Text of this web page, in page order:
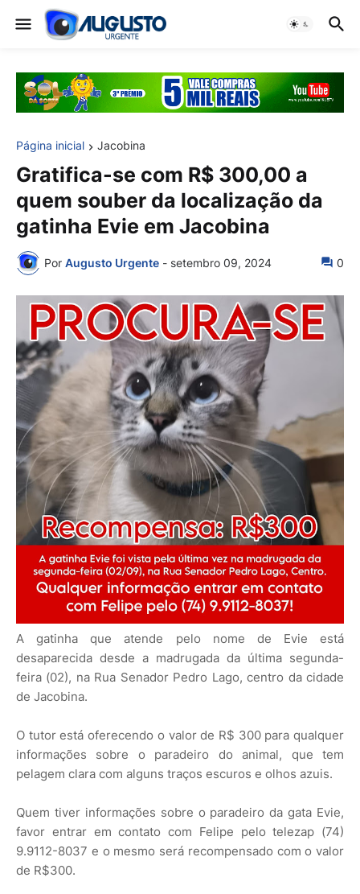
Página inicial Jacobina
Gratifica-se com R$ 300,00 a
quem souber da localização da
gatinha Evie em Jacobina
Por Augusto Urgente - setembro 09, 2024 0
A gatinha que atende pelo nome de Evie está
desaparecida desde a madrugada da última segunda-
feira (02), na Rua Senador Pedro Lago, centro da cidade
de Jacobina.
O tutor está oferecendo o valor de R$ 300 para qualquer
informações sobre o paradeiro do animal, que tem
pelagem clara com alguns traços escuros e olhos azuis.
Quem tiver informações sobre o paradeiro da gata Evie,
favor entrar em contato com Felipe pelo telezap (74)
9.9112-8037 e o mesmo será recompensado com o valor
de R$300.